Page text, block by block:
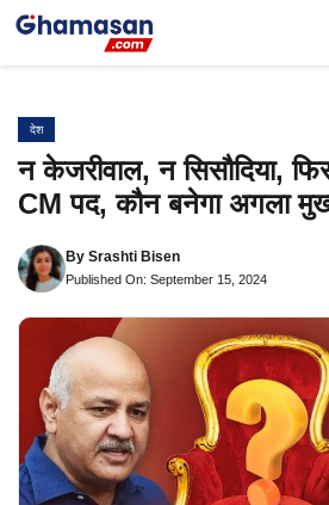
Skip
देश
न केजरीवाल, न सिसौदिया,
CM पद, कौन बनेगा अगला
By Srashti Bisen
Published On: September 15, 2024